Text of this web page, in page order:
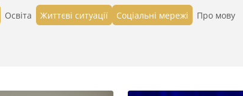
Освіта Життєві ситуації Cоціальні мережі Про мову